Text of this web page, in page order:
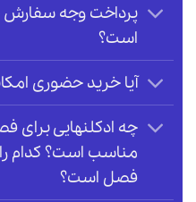
پرداخت وجه سفارش
است؟
آیا خرید حضوری
چه ادکلنهایی برای
مناسب است؟ کدام
فصل است؟